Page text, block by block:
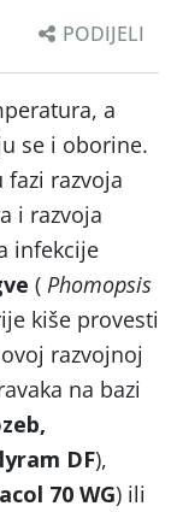
PODIJELI
a
se i oborine.
razvoja
i razvoja
infekcije
( Phomopsis
kiše provesti
razvojnoj
na bazi
DF),
70 WG) ili